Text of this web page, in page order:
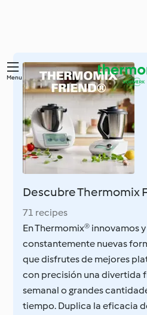
Skip
Menu
Descubre Thermomix
71 recipes
En Thermomix® innovamos
constantemente nuevas
que disfrutes de mejores
con precisión una divertida
semanal o grandes
tiempo. Duplica la eficacia